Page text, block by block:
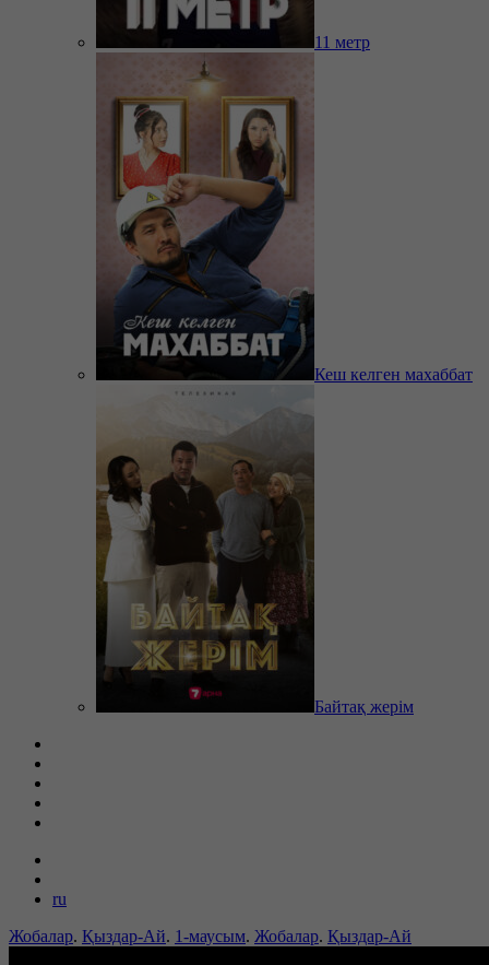
11 метр
Кеш келген махаббат
Байтақ жерім
ru
Жобалар. Қыздар-Ай. 1-маусым. Жобалар. Қыздар-Ай